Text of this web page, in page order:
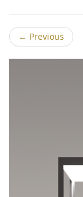
← Previous